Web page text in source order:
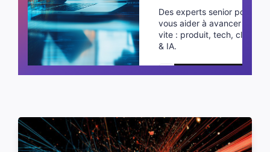
Des experts senior pour
vous aider à avancer plus
vite : produit, tech, cloud
& IA.
Planifier un appel